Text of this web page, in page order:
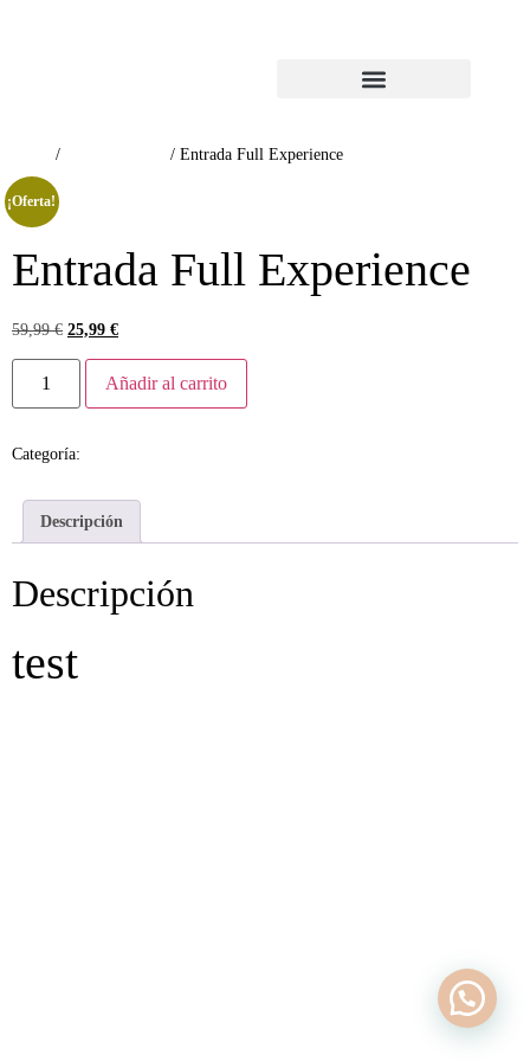
/ / Entrada Full Experience
¡Oferta!
Entrada Full Experience
59,99€ 25,99 €
Añadir al carrito
Categoría:
Descripción
Descripción
test